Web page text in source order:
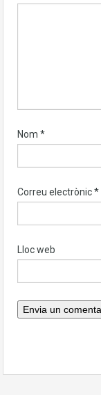
Nom *
Correu electrònic*
Lloc web